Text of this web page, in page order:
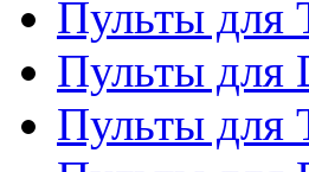
Пульты для
Пульты для
Пульты для